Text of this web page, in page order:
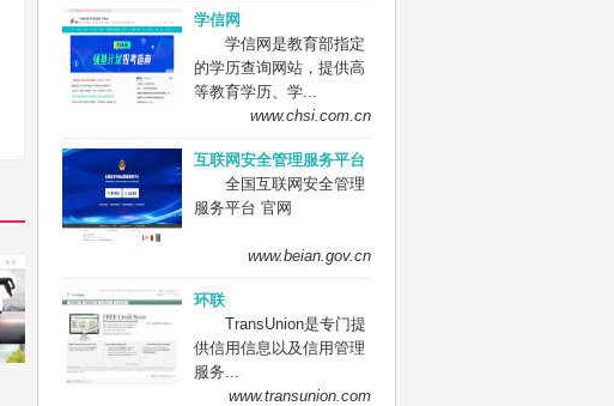
学信网
学信网是教育部指定
的学历查询网站，提供高
等教育学历、学...
www.chsi.com.cn
互联网安全管理服务平台
全国互联网安全管理
服务平台 官网
www.beian.gov.cn
环联
TransUnion是专门提
供信用信息以及信用管理
服务...
www.transunion.com